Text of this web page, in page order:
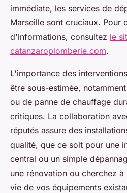
immédiate, les services de
Marseille sont cruciaux. Pour
d'informations, consultez le
catanzaroplomberie.com.
L'importance des
être sous-estimée,
ou de panne de chauffage
critiques. La collaboration
réputés assure des
qualité, que ce soit pour une
central ou un simple
une rénovation ou cherchez
vie de vos équipements